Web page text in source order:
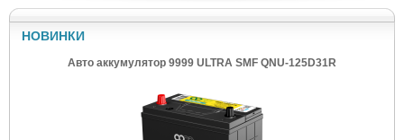
НОВИНКИ
Авто аккумулятор 9999 ULTRA SMF QNU-125D31R